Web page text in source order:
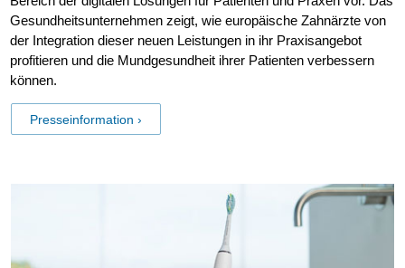
Gesundheitsunternehmen zeigt, wie europäische Zahnärzte von
der Integration dieser neuen Leistungen in ihr Praxisangebot
profitieren und die Mundgesundheit ihrer Patienten verbessern
können.
Presseinformation ›